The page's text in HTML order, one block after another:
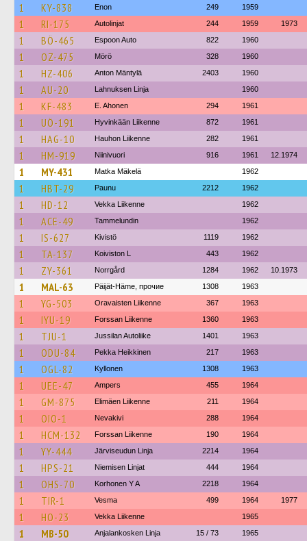
1 KY-838 Enon 249 1959
1 RI-175 Autolinjat 244 1959 1973
1 BÖ-465 Espoon Auto 822 1960
1 OZ-475 Mörö 328 1960
1 HZ-406 Anton Mäntylä 2403 1960
1 AU-20 Lahnuksen Linja 1960
1 KF-483 E. Ahonen 294 1961
1 UÖ-191 Hyvinkään Liikenne 872 1961
1 HAG-10 Hauhon Liikenne 282 1961
1 HM-919 Niinivuori 916 1961 12.1974
1 MY-431 Matka Mäkelä 1962
1 HBT-29 Paunu 2212 1962
1 HD-12 Vekka Liikenne 1962
1 ACE-49 Tammelundin 1962
1 IS-627 Kivistö 1119 1962
1 TA-137 Koiviston L 443 1962
1 ZY-361 Norrgård 1284 1962 10.1973
1 MAL-63 Päijät-Häme, прочие 1308 1963
1 YG-503 Oravaisten Liikenne 367 1963
1 IYU-19 Forssan Liikenne 1360 1963
1 TJU-1 Jussilan Autoliike 1401 1963
1 ODU-84 Pekka Heikkinen 217 1963
1 OGL-82 Kyllonen 1308 1963
1 UEE-47 Ampers 455 1964
1 GM-875 Elimäen Liikenne 211 1964
1 OIO-1 Nevakivi 288 1964
1 HCM-132 Forssan Liikenne 190 1964
1 YY-444 Järviseudun Linja 2214 1964
1 HPS-21 Niemisen Linjat 444 1964
1 OHS-70 Korhonen Y A 2218 1964
1 TIR-1 Vesma 499 1964 1977
1 HO-23 Vekka Liikenne 1965
1 MB-50 Anjalankosken Linja 15 / 73 1965